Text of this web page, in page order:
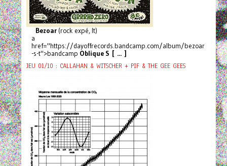
Bezoar(rock expé, It)
a
href="https://dayoffrecords.bandcamp.com/album/bezoar
-s-t">bandcamp Oblique S [ ... ]
JEU 01/10 : CALLAHAN & WITSCHER + PIF & THE GEE GEES